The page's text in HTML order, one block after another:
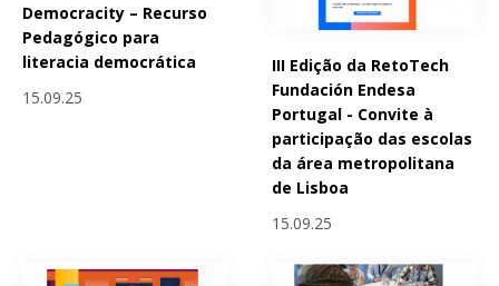
Democracity – Recurso
Pedagógico para
literacia democrática
15.09.25
III Edição da RetoTech
Fundación Endesa
Portugal - Convite à
participação das escolas
da área metropolitana
de Lisboa
15.09.25